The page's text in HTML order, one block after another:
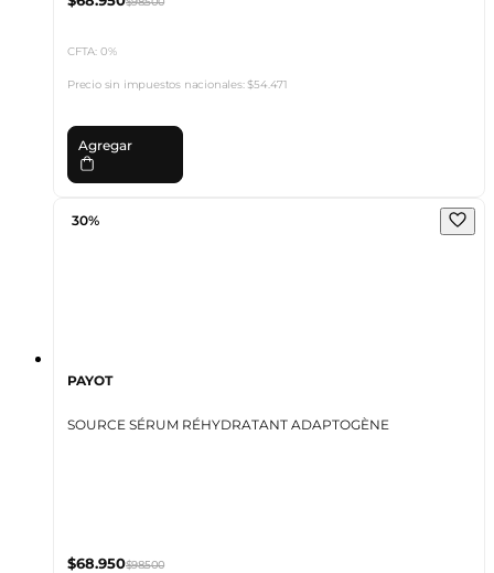
CFTA: 0%
Precio sin impuestos nacionales:$54.471
Agregar
30%
PAYOT
SOURCE SÉRUM RÉHYDRATANT ADAPTOGÈNE
$68.950$98.500